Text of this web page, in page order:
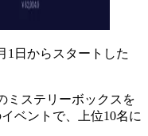
1日からスタートした
ミステリーボックスを
ベントで、上位10名に